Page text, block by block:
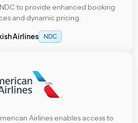
to provide enhanced booking
and dynamic pricing.
Airlines NDC
Airlines enables access to